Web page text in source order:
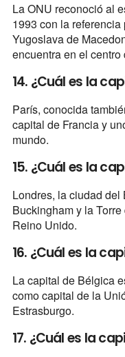
La ONU reconoció al
1993 con la
Yugoslava de
encuentra en el
14. ¿Cuál es la
París, conocida
capital de Francia y
mundo.
15. ¿Cuál es la
Londres, la ciudad
Buckingham y la
Reino Unido.
16. ¿Cuál es la
La capital de Bélgica
como capital de la
Estrasburgo.
17. ¿Cuál es la